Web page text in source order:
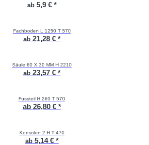
ab 5,9 € *
Fachboden L 1250 T 570
ab 21,28 € *
Säule 60 X 30 MM H 2210
ab 23,57 € *
Fussteil H 260 T 570
ab 26,80 € *
Konsolen 2 H T 470
ab 5,14 € *